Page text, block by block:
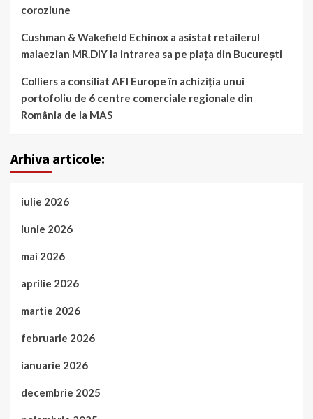
coroziune
Cushman & Wakefield Echinox a asistat retailerul
malaezian MR.DIY la intrarea sa pe piața din București
Colliers a consiliat AFI Europe în achiziția unui
portofoliu de 6 centre comerciale regionale din
România de la MAS
Arhiva articole:
iulie 2026
iunie 2026
mai 2026
aprilie 2026
martie 2026
februarie 2026
ianuarie 2026
decembrie 2025